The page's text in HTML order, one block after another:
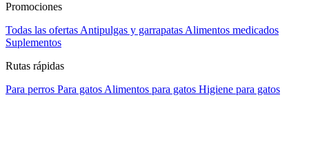
Promociones
Todas las ofertas Antipulgas y garrapatas Alimentos medicados
Suplementos
Rutas rápidas
Para perros Para gatos Alimentos para gatos Higiene para gatos